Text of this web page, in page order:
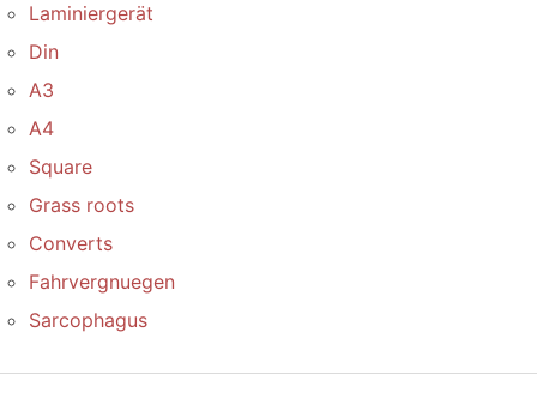
Laminiergerät
Din
A3
A4
Square
Grass roots
Converts
Fahrvergnuegen
Sarcophagus